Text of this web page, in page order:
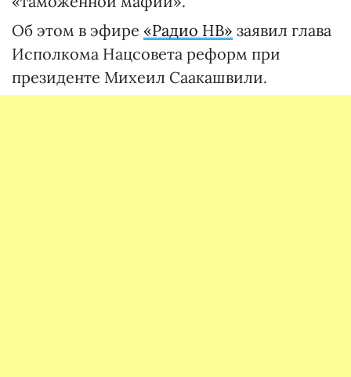
Об этом в эфире «Радио НВ» заявил глава
Исполкома Нацсовета реформ при
президенте Михеил Саакашвили.